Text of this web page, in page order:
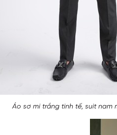
Áo sơ mi trắng tinh tế, suit